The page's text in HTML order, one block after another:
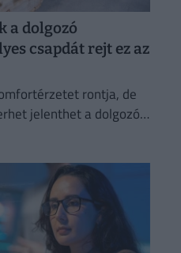
a dolgozó
csapdát rejt ez az
rontja, de
jelenthet a dolgozók